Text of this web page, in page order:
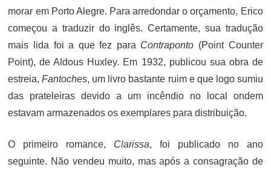
morar em Porto Alegre. Para arredondar o orçamento, Erico
começou a traduzir do inglês. Certamente, sua tradução
mais lida foi a que fez para Contraponto (Point Counter
Point), de Aldous Huxley. Em 1932, publicou sua obra de
estreia,Fantoches, um livro bastante ruim e que logo sumiu
das prateleiras devido a um incêndio no local ondem
estavam armazenados os exemplares para distribuição.
O primeiro romance, Clarissa, foi publicado no ano
seguinte. Não vendeu muito, mas após a consagração de